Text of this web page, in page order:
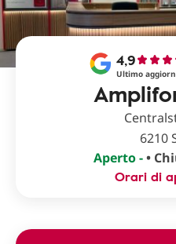
4,9
Ultimo
6210
Aperto -•
Orari di